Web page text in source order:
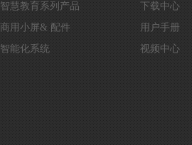
智慧教育系列产品
商用小屏& 配件
智能化系统
下载中心
用户手册
视频中心